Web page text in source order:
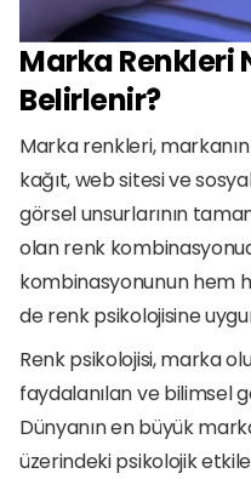
Marka Renkleri
Belirlenir?
Marka renkleri,
kağıt, web sitesi ve
görsel unsurlarının
olan renk
kombinasyonunun hem
de renk psikolojisine
Renk psikolojisi, marka
faydalanılan ve bilimsel
Dünyanın en büyük
üzerindeki psikolojik